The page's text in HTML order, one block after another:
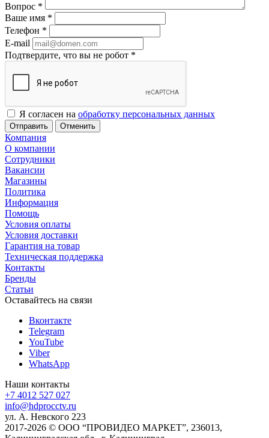
Вопрос *
Ваше имя *
Телефон *
E-mail
Подтвердите, что вы не робот *
Я согласен на обработку персональных данных
Отменить
Компания
О компании
Сотрудники
Вакансии
Магазины
Политика
Информация
Помощь
Условия оплаты
Условия доставки
Гарантия на товар
Техническая поддержка
Контакты
Бренды
Статьи
Оставайтесь на связи
Вконтакте
Telegram
YouTube
Viber
WhatsApp
Наши контакты
+7 4012 527 027
info@hdprocctv.ru
ул. А. Невского 223
2017-2026 © ООО “ПРОВИДЕО МАРКЕТ”, 236013,